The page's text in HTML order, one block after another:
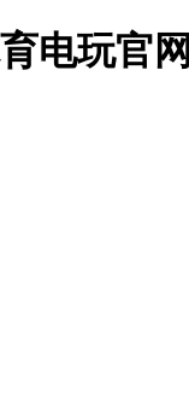
电玩官网